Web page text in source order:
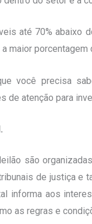
até 70% abaixo
maior porcentagem
você precisa
de atenção para
são
de justiça e
informa aos
as regras e